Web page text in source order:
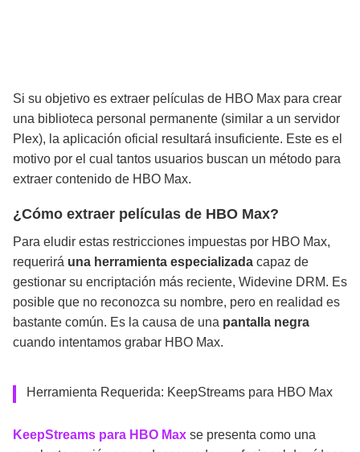
Si su objetivo es extraer películas de HBO Max para crear
una biblioteca personal permanente (similar a un servidor
Plex), la aplicación oficial resultará insuficiente. Este es el
motivo por el cual tantos usuarios buscan un método para
extraer contenido de HBO Max.
¿Cómo extraer películas de HBO Max?
Para eludir estas restricciones impuestas por HBO Max,
requerirá una herramienta especializada capaz de
gestionar su encriptación más reciente, Widevine DRM. Es
posible que no reconozca su nombre, pero en realidad es
bastante común. Es la causa de una pantalla negra
cuando intentamos grabar HBO Max.
Herramienta Requerida: KeepStreams para HBO Max
KeepStreams para HBO Max se presenta como una